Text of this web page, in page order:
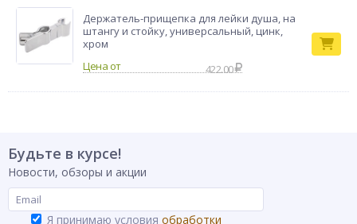
Держатель-прищепка для лейки душа, на
штангу и стойку, универсальный, цинк,
хром
422.00
Будьте в курсе!
Новости, обзоры и акции
Я принимаю условия обработки